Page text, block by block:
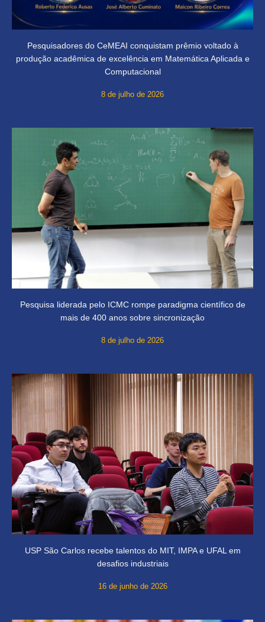
Pesquisadores do CeMEAI conquistam prêmio voltado à
produção acadêmica de excelência em Matemática Aplicada e
Computacional
8 de julho de 2026
Pesquisa liderada pelo ICMC rompe paradigma científico de
mais de 400 anos sobre sincronização
8 de julho de 2026
USP São Carlos recebe talentos do MIT, IMPA e UFAL em
desafios industriais
16 de junho de 2026